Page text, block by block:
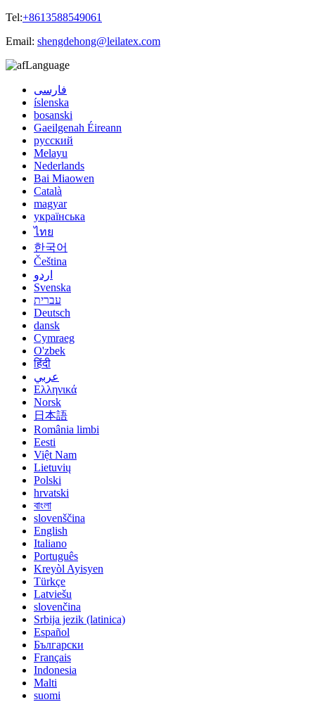
Tel:+8613588549061
Email: shengdehong@leilatex.com
Language
فارسی
íslenska
bosanski
Gaeilgenah Éireann
русский
Melayu
Nederlands
Bai Miaowen
Català
magyar
українська
ไทย
한국어
Čeština
اردو
Svenska
עברית
Deutsch
dansk
Cymraeg
O'zbek
हिंदी
عربي
Ελληνικά
Norsk
日本語
România limbi
Eesti
Việt Nam
Lietuvių
Polski
hrvatski
বাংলা
slovenščina
English
Italiano
Português
Kreyòl Ayisyen
Türkçe
Latviešu
slovenčina
Srbija jezik (latinica)
Español
Български
Français
Indonesia
Malti
suomi